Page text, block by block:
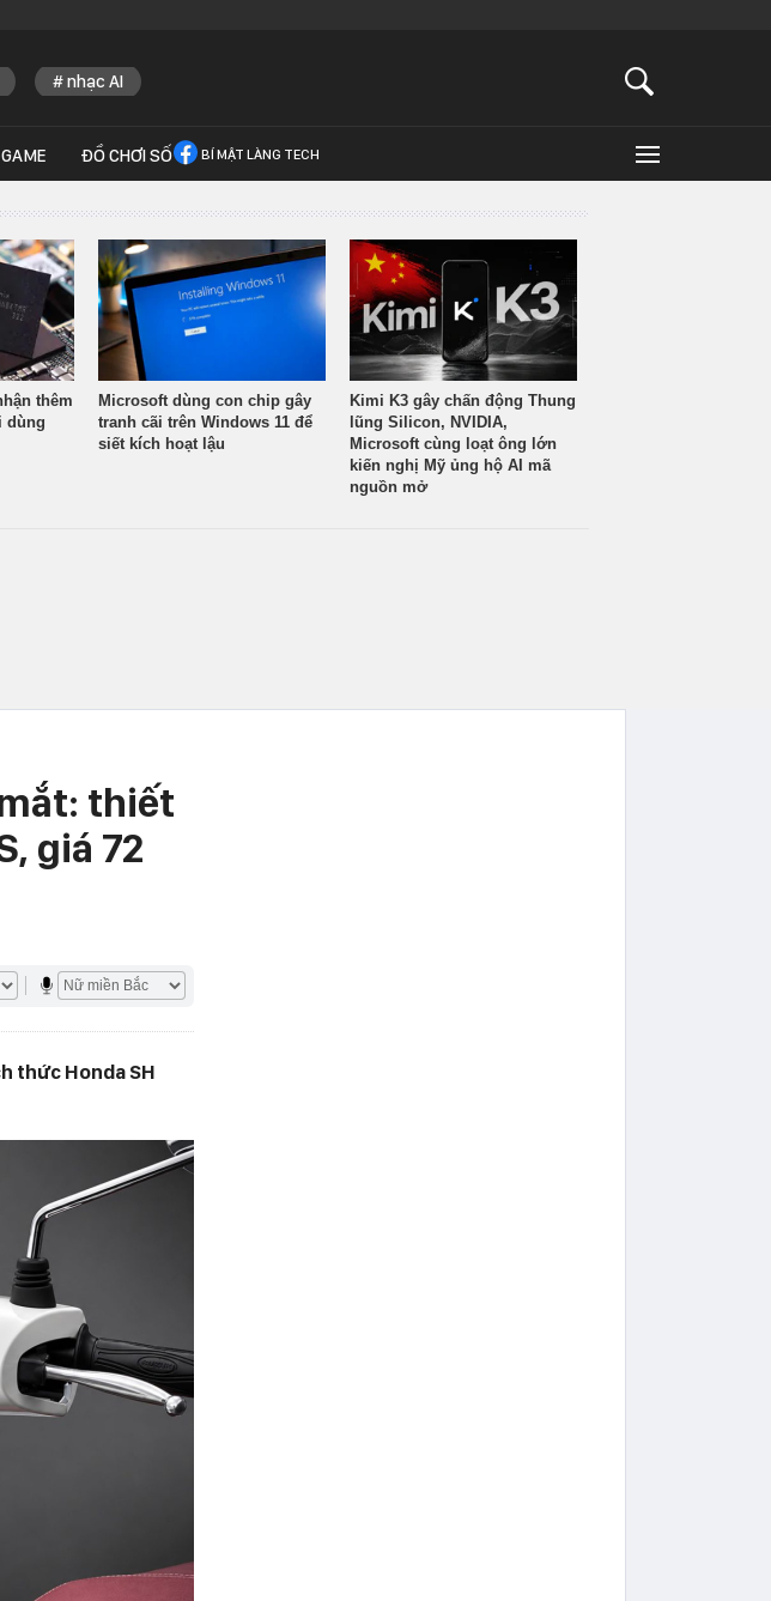
nhạc AI
ĐỒ CHƠI SỐ BÍ MẬT LÀNG TECH
thêm
dùng
Microsoft dùng con chip gây
tranh cãi trên Windows 11 để
siết kích hoạt lậu
Kimi K3 gây chấn động Thung
lũng Silicon, NVIDIA,
Microsoft cùng loạt ông lớn
kiến nghị Mỹ ủng hộ AI mã
nguồn mở
mắt: thiết
giá 72
thức Honda SH